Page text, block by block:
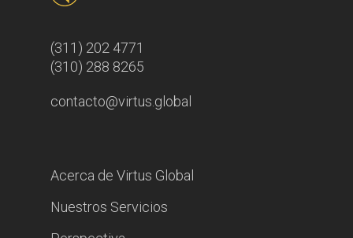
(311) 202 4771
(310) 288 8265
contacto@virtus.global
Acerca de Virtus Global
Nuestros Servicios